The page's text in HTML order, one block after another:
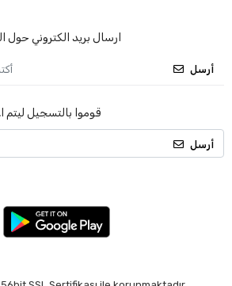
ارسال بريد الكتروني
أرسل
قوموا بالتسجيل ليتم
أرسل